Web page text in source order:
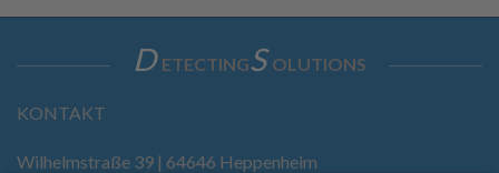
D ETECTINGS OLUTIONS
KONTAKT
Wilhelmstraße 39 | 64646 Heppenheim